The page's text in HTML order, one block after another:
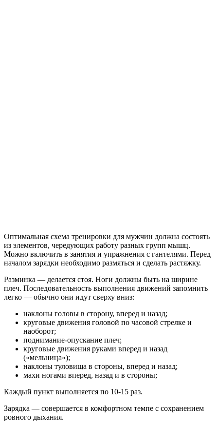
Оптимальная схема тренировки для мужчин должна состоять
из элементов, чередующих работу разных групп мышц.
Можно включить в занятия и упражнения с гантелями. Перед
началом зарядки необходимо размяться и сделать растяжку.
Разминка — делается стоя. Ноги должны быть на ширине
плеч. Последовательность выполнения движений запомнить
легко — обычно они идут сверху вниз:
наклоны головы в сторону, вперед и назад;
круговые движения головой по часовой стрелке и
наоборот;
поднимание-опускание плеч;
круговые движения руками вперед и назад
(«мельница»);
наклоны туловища в стороны, вперед и назад;
махи ногами вперед, назад и в стороны;
Каждый пункт выполняется по 10-15 раз.
Зарядка — совершается в комфортном темпе с сохранением
ровного дыхания.